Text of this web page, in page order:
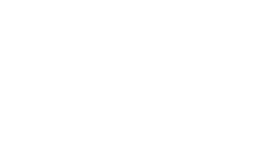
er noget for enhver smag, og retterne er tilberedt af friske
børnene med, da stemningen er afslappet og der er særlige